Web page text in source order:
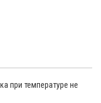
при температуре не